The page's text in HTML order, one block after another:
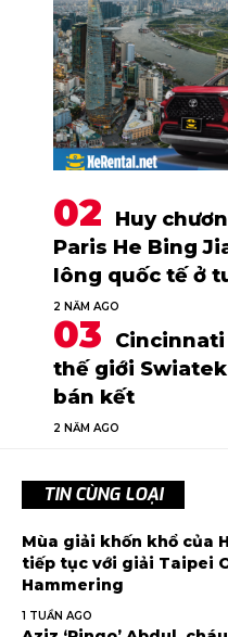
Huy
Paris He Bing
lông quốc tế ở
2 NĂM AGO
Cincinnati
thế giới
bán kết
2 NĂM AGO
TIN CÙNG LOẠI
Mùa giải khốn khổ của
tiếp tục với giải Taipei
Hammering
1 TUẦN AGO